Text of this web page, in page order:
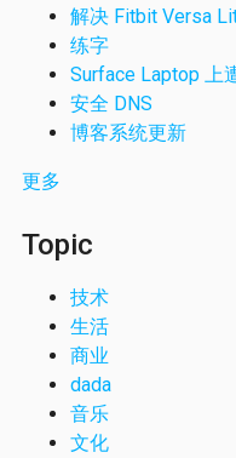
解决 Fitbit Versa
练字
Surface Laptop 上
安全 DNS
博客系统更新
更多
Topic
技术
生活
商业
dada
音乐
文化